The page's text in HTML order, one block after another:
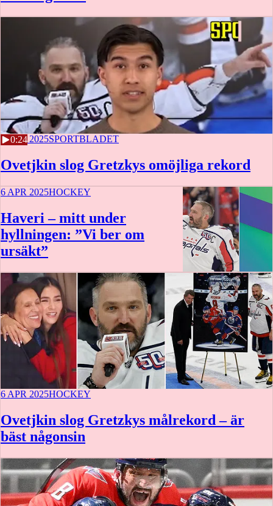
0:24
6 APR 2025SPORTBLADET
Ovetjkin slog Gretzkys omöjliga rekord
6 APR 2025HOCKEY
Haveri – mitt under
hyllningen: ”Vi ber om
ursäkt”
6 APR 2025HOCKEY
Ovetjkin slog Gretzkys målrekord – är
bäst någonsin